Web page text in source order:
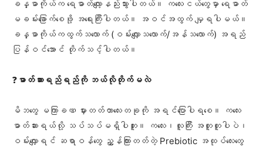
ခန္ဓာကိုယ်က ​ရေဓာတ်​လျော့နည်းသွားပါတယ်။ က​လေးငယ်​တွေမှာ ​ရေဓာတ်
မခမ်း​ခြောက်​​စေဖို့ အ​ရေးကြီးပါတယ်။ အဝင်အထွက် မျှရပါမယ်။
ခန္ဓာကိုယ်ကထွက်သ​လောက် (ဝမ်း​လျှောသ​လောက်/အန်သ​လောက်) အရည်
ပြန်ဝင်​အောင် တိုက်သင့်ပါတယ်။
❓ ဓာတ်ဆားရည်ရည်ကို ဘယ်လိုတိုက်မလဲ
မိဘ​တွေ မကြာခဏ မှားတတ်တာ​​လေးတခုကို အရင်​ပြောပါရ​စေ။ က​လေး
ဓာတ်ဆားရယ်လို့ သပ်သပ်မရှိပါဘူး။ က​လေး၊လူကြီး အတူတူပါပဲ၊
ဝမ်း​လျှောရင် ဆရာဝန်​တွေ ညွှန်ကြားတတ်တဲ့ Prebiotic အထုပ်​လေး​တွေ